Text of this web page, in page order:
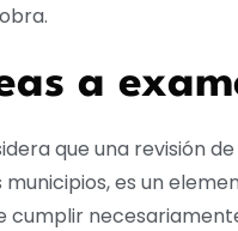
a
que una revisión
es un
cumplir